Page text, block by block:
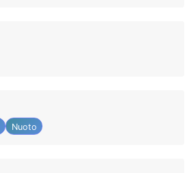
Nuoto